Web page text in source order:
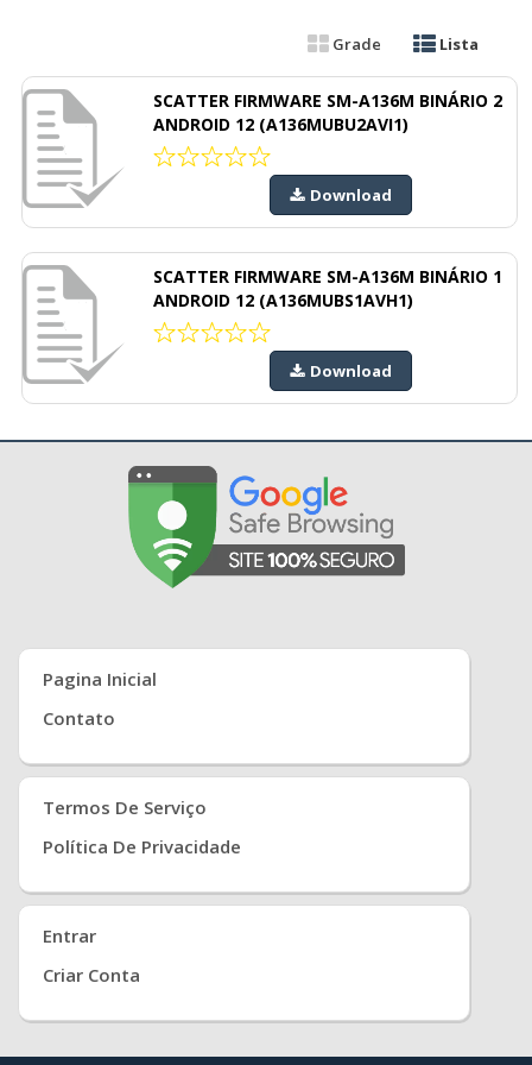
Grade Lista
SCATTER FIRMWARE SM-A136M BINÁRIO 2
ANDROID 12 (A136MUBU2AVI1)
Download
SCATTER FIRMWARE SM-A136M BINÁRIO 1
ANDROID 12 (A136MUBS1AVH1)
Download
Pagina Inicial
Contato
Termos De Serviço
Política De Privacidade
Entrar
Criar Conta